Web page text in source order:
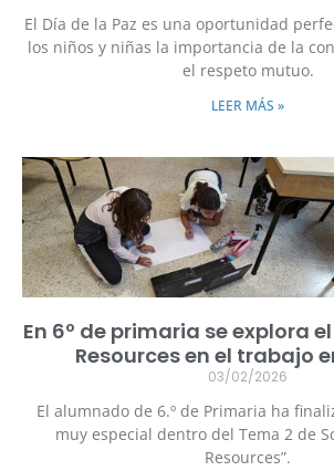
El Día de la Paz es una oportunidad
los niños y niñas la importancia de la
el respeto mutuo.
LEER MÁS »
En 6º de primaria se explora
Resources en el trabajo
03/02/2026
El alumnado de 6.º de Primaria ha
muy especial dentro del Tema 2 de
Resources”.